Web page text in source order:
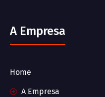
A Empresa
Home
A Empresa